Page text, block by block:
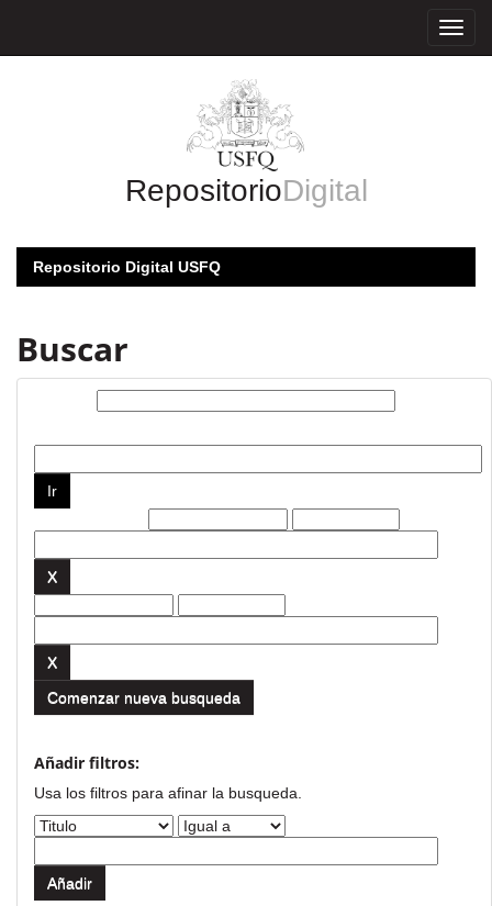
RepositorioDigital
Repositorio Digital USFQ
Buscar
Comenzar nueva busqueda
Añadir filtros:
Usa los filtros para afinar la busqueda.